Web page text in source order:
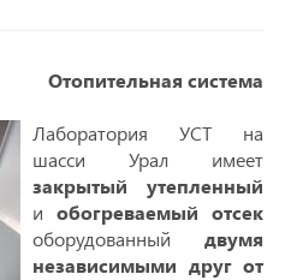
Отопительная система
Лаборатория УСТ на
шасси Урал имеет
закрытый утепленный
и обогреваемый отсек
оборудованный двумя
независимыми друг от